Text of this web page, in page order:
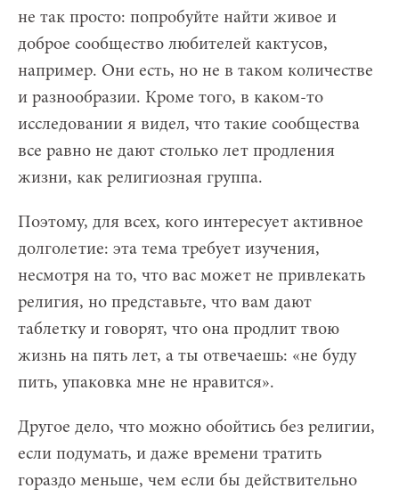
не так просто: попробуйте найти живое и
доброе сообщество любителей кактусов,
например. Они есть, но не в таком количестве
и разнообразии. Кроме того, в каком-то
исследовании я видел, что такие сообщества
все равно не дают столько лет продления
жизни, как религиозная группа.
Поэтому, для всех, кого интересует активное
долголетие: эта тема требует изучения,
несмотря на то, что вас может не привлекать
религия, но представьте, что вам дают
таблетку и говорят, что она продлит твою
жизнь на пять лет, а ты отвечаешь: «не буду
пить, упаковка мне не нравится».
Другое дело, что можно обойтись без религии,
если подумать, и даже времени тратить
гораздо меньше, чем если бы действительно